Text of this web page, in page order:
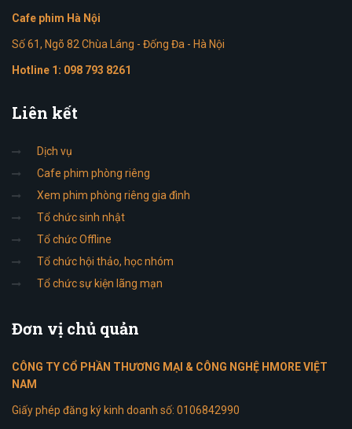
Cafe phim Hà Nội
Số 61, Ngõ 82 Chùa Láng - Đống Đa - Hà Nội
Hotline 1: 098 793 8261
Liên kết
Dịch vụ
Cafe phim phòng riêng
Xem phim phòng riêng gia đình
Tổ chức sinh nhật
Tổ chức Offline
Tổ chức hội thảo, học nhóm
Tổ chức sự kiện lãng mạn
Đơn vị chủ quản
CÔNG TY CỔ PHẦN THƯƠNG MẠI & CÔNG NGHỆ HMORE VIỆT
NAM
Giấy phép đăng ký kinh doanh số: 0106842990